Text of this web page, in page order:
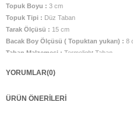
Topuk Boyu : 3 cm
Topuk Tipi : Düz Taban
Tarak Ölçüsü : 15 cm
Bacak Boy Ölçüsü ( Topuktan yukarı) : 8
Taban Malzemesi : Termolight Taban
AMANDA, sıcak kahverengi tonlarıyla
duruşu bir araya getiriyor. Gün boyu
YORUMLAR(0)
ÜRÜN ÖNERILERI